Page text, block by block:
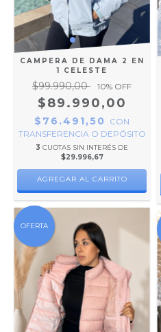
CAMPERA DE DAMA 2 EN
1 CELESTE
$99.990,00 10% OFF
$89.990,00
$76.491,50
CON
TRANSFERENCIA O DEPÓSITO
3 CUOTAS SIN INTERÉS DE
$29.996,67
AGREGAR AL CARRITO
OFERTA